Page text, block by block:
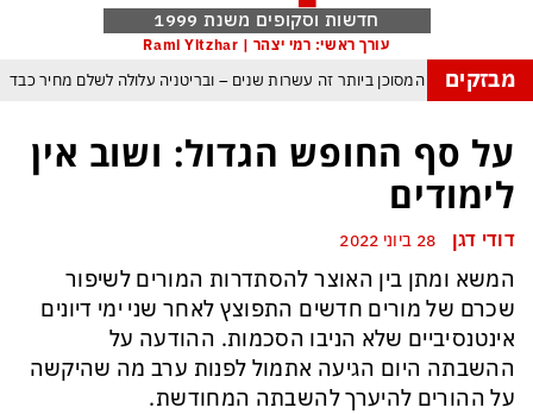
חדשות וסקופים משנת 1999
עורך ראשי: רמי יצהר | Rami Yitzhar
מבזקים
נכנס לעידן המסוכן ביותר זה עשרות שנים – ובריטניה עלולה לשלם מחיר כבד
מי היה מאמין שבאר שבע תנצח את הכוכב האדום?
ומיירטים להגנה – טראמפ נשאר רק עם ציוצי האיום המגוחכים שלא מזיזים לטהרן
כמדיניות: כך הפכה ההוצאה להורג לכלי ההרתעה המרכזי של המשטר האיראני
א-סיסי, ארדואן ושליט קטאר מכנסים פגישת ״כיפה אדומה״ לנתניהו בנושא עזה
על סף החופש הגדול: ושוב אין
לימודים
דודי דגן
המשא ומתן בין האוצר להסתדרות המורים לשיפור
שכרם של מורים חדשים התפוצץ לאחר שני ימי דיונים
אינטנסיביים שלא הניבו הסכמות. ההודעה על
ההשבתה היום הגיעה אתמול לפנות ערב מה שהיקשה
על ההורים להיערך להשבתה המחודשת.